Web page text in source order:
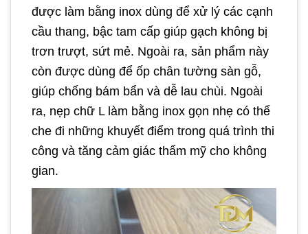
được làm bằng inox dùng để xử lý các cạnh
cầu thang, bậc tam cấp giúp gạch không bị
trơn trượt, sứt mẻ. Ngoài ra, sản phẩm này
còn được dùng để ốp chân tường sàn gỗ,
giúp chống bám bẩn và dễ lau chùi. Ngoài
ra, nẹp chữ L làm bằng inox gọn nhẹ có thể
che đi những khuyết điểm trong quá trình thi
công và tăng cảm giác thẩm mỹ cho không
gian.